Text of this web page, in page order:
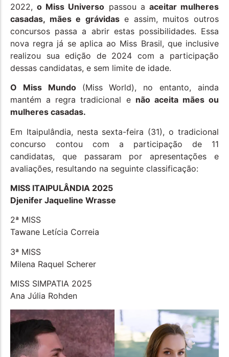
2022,o Miss Universo passou a aceitar mulheres
casadas, mães e grávidase assim, muitos outros
concursos passa a abrir estas possibilidades. Essa
nova regra já se aplica ao Miss Brasil, que inclusive
realizou sua edição de 2024 com a participação
dessas candidatas, e sem limite de idade.
O Miss Mundo (Miss World), no entanto, ainda
mantém a regra tradicional e não aceita mães ou
mulheres casadas.
Em Itaipulândia, nesta sexta-feira (31), o tradicional
concurso contou com a participação de 11
candidatas, que passaram por apresentações e
avaliações, resultando na seguinte classificação:
MISS ITAIPULÂNDIA 2025
Djenifer Jaqueline Wrasse
2ª MISS
Tawane Letícia Correia
3ª MISS
Milena Raquel Scherer
MISS SIMPATIA 2025
Ana Júlia Rohden